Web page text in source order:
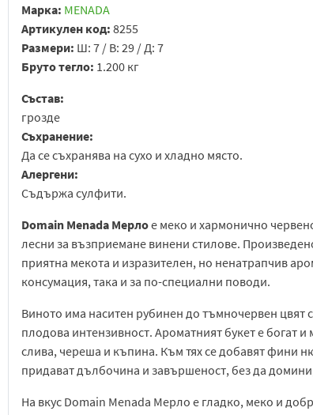
Марка: MENADA
Артикулен код: 8255
Размери: Ш: 7 / В: 29 / Д: 7
Бруто тегло: 1.200 кг
Състав:
грозде
Съхранение:
Да се съхранява на сухо и хладно място.
Алергени:
Съдържа сулфити.
Domain Menada Мерлое меко и хармонично
лесни за възприемане винени стилове.
приятна мекота и изразителен, но ненатрапчив
консумация, така и за по-специални поводи.
Виното има наситен рубинен до тъмночервен цвят
плодова интензивност. Ароматният букет е богат
слива, череша и къпина. Към тях се добавят фини
придават дълбочина и завършеност, без да
На вкус Domain Menada Мерло е гладко, меко и